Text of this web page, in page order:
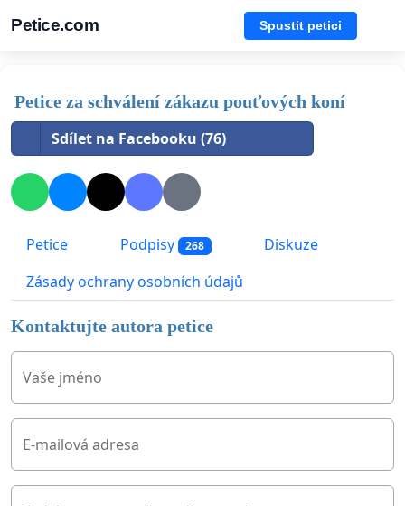
Petice.com Spustit petici
Petice za schválení zákazu pouťových koní
Sdílet na Facebooku (76)
Petice Podpisy 268
Diskuze
Zásady ochrany osobních údajů
Kontaktujte autora petice
Vaše jméno
E-mailová adresa